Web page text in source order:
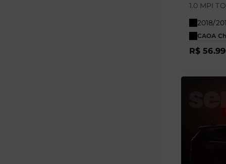
1.0 MPI
2018/
CAOA
R$